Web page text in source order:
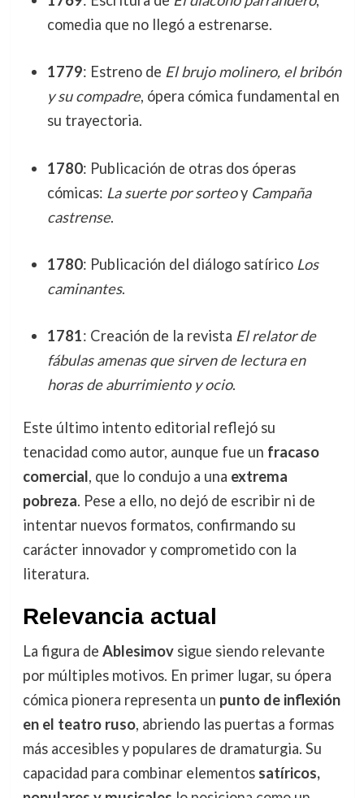
comedia que no llegó a estrenarse.
1779: Estreno de El brujo molinero, el bribón
y su compadre, ópera cómica fundamental en
su trayectoria.
1780: Publicación de otras dos óperas
cómicas: La suerte por sorteoy Campaña
castrense.
1780: Publicación del diálogo satírico Los
caminantes.
1781: Creación de la revista El relator de
fábulas amenas que sirven de lectura en
horas de aburrimiento y ocio.
Este último intento editorial reflejó su
tenacidad como autor, aunque fue un fracaso
comercial, que lo condujo a una extrema
pobreza. Pese a ello, no dejó de escribir ni de
intentar nuevos formatos, confirmando su
carácter innovador y comprometido con la
literatura.
Relevancia actual
La figura de Ablesimovsigue siendo relevante
por múltiples motivos. En primer lugar, su ópera
cómica pionera representa un punto de inflexión
en el teatro ruso, abriendo las puertas a formas
más accesibles y populares de dramaturgia. Su
capacidad para combinar elementos satíricos,